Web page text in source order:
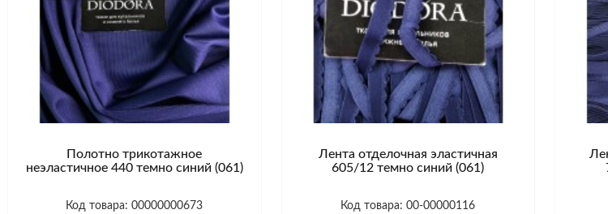
Полотно трикотажное
неэластичное 440 темно синий (061)
Код товара: 00000000673
Лента отделочная эластичная
605/12 темно синий (061)
Код товара: 00-00000116